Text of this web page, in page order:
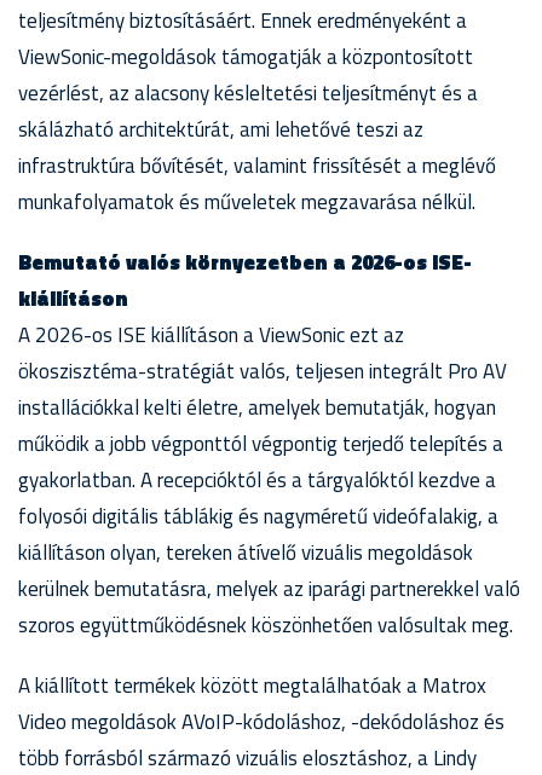
teljesítmény biztosításáért. Ennek eredményeként a
ViewSonic-megoldások támogatják a központosított
vezérlést, az alacsony késleltetési teljesítményt és a
skálázható architektúrát, ami lehetővé teszi az
infrastruktúra bővítését, valamint frissítését a meglévő
munkafolyamatok és műveletek megzavarása nélkül.
Bemutató valós környezetben a 2026-os ISE-
kiállításon
A 2026-os ISE kiállításon a ViewSonic ezt az
ökoszisztéma-stratégiát valós, teljesen integrált Pro AV
installációkkal kelti életre, amelyek bemutatják, hogyan
működik a jobb végponttól végpontig terjedő telepítés a
gyakorlatban. A recepcióktól és a tárgyalóktól kezdve a
folyosói digitális táblákig és nagyméretű videófalakig, a
kiállításon olyan, tereken átívelő vizuális megoldások
kerülnek bemutatásra, melyek az iparági partnerekkel való
szoros együttműködésnek köszönhetően valósultak meg.
A kiállított termékek között megtalálhatóak a Matrox
Video megoldások AVoIP-kódoláshoz, -dekódoláshoz és
több forrásból származó vizuális elosztáshoz, a Lindy